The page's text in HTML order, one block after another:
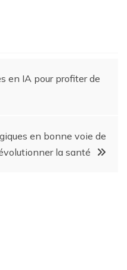
en IA pour profiter de
en bonne voie de
la santé